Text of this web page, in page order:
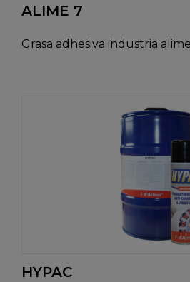
ALIME 7
Grasa adhesiva industria
HYPAC